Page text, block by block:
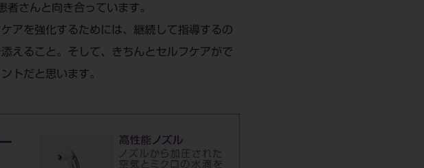
さんと向き合っています。
アを強化するためには、継続して指導するの
えること。そして、きちんとセルフケアがで
トだと思います。